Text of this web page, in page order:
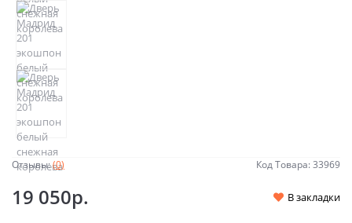
Отзывы:(0) Код Товара: 33969
19 050р. В закладки